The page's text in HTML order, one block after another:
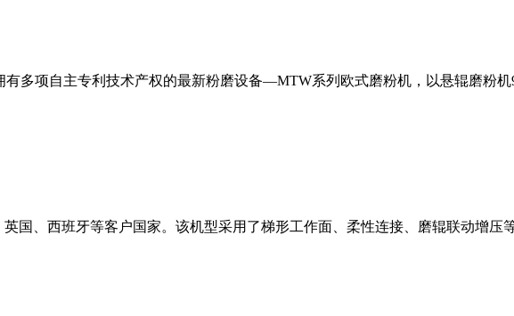
多项自主专利技术产权的最新粉磨设备—MTW系列欧式磨粉机，以悬辊磨粉
国、西班牙等客户国家。该机型采用了梯形工作面、柔性连接、磨辊联动增压